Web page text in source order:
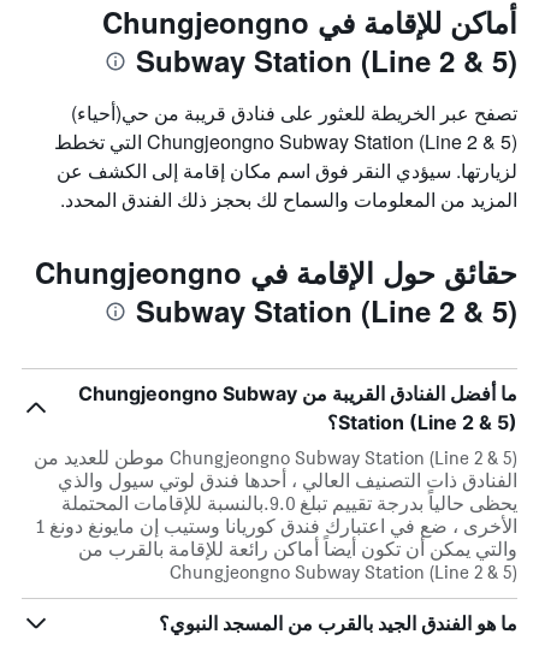
أماكن للإقامة في Chungjeongno
Subway Station (Line 2 & 5)
تصفح عبر الخريطة للعثور على فنادق قريبة من حي(أحياء)
Chungjeongno Subway Station (Line 2 & 5) التي تخطط
لزيارتها. سيؤدي النقر فوق اسم مكان إقامة إلى الكشف عن
المزيد من المعلومات والسماح لك بحجز ذلك الفندق المحدد.
حقائق حول الإقامة في Chungjeongno
Subway Station (Line 2 & 5)
ما أفضل الفنادق القريبة من Chungjeongno Subway
Station (Line 2 & 5)؟
Chungjeongno Subway Station (Line 2 & 5) موطن للعديد من
الفنادق ذات التصنيف العالي ، أحدها فندق لوتي سيول والذي
يحظى حالياً بدرجة تقييم تبلغ 9.0.بالنسبة للإقامات المحتملة
الأخرى ، ضع في اعتبارك فندق كوريانا وستيب إن مايونغ دونغ 1
والتي يمكن أن تكون أيضاً أماكن رائعة للإقامة بالقرب من
Chungjeongno Subway Station (Line 2 & 5)
ما هو الفندق الجيد بالقرب من المسجد النبوي؟